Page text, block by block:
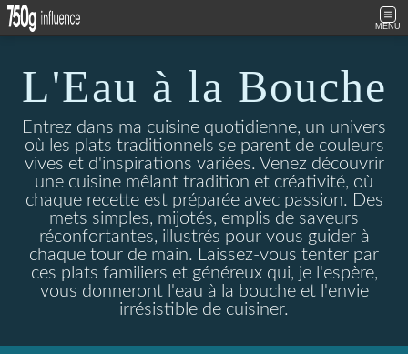
MENU
L'Eau à la Bouche
Entrez dans ma cuisine quotidienne, un univers
où les plats traditionnels se parent de couleurs
vives et d'inspirations variées. Venez découvrir
une cuisine mêlant tradition et créativité, où
chaque recette est préparée avec passion. Des
mets simples, mijotés, emplis de saveurs
réconfortantes, illustrés pour vous guider à
chaque tour de main. Laissez-vous tenter par
ces plats familiers et généreux qui, je l'espère,
vous donneront l'eau à la bouche et l'envie
irrésistible de cuisiner.